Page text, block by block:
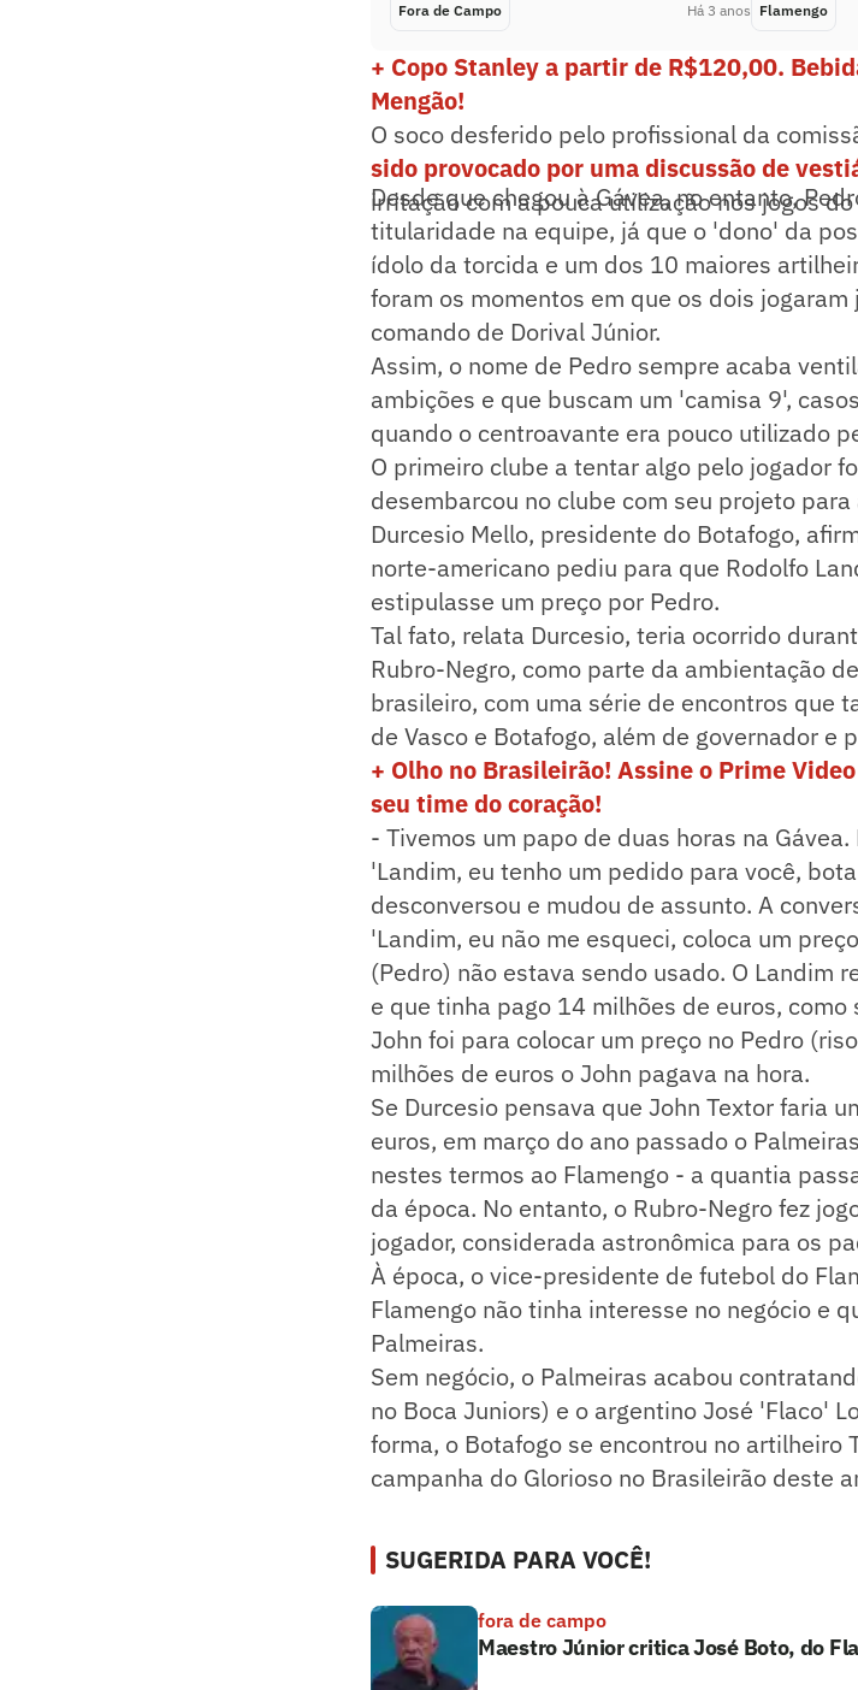
Fora de Campo Há 3 anos Flamengo
+ Copo Stanley a partir de R$120,00.
Mengão!
O soco desferido pelo profissional da
sido provocado por uma discussão de
irritação com a pouca utilização nos jogos
Desde que chegou à Gávea, no entanto,
titularidade na equipe, já que o 'dono' da
ídolo da torcida e um dos 10 maiores
foram os momentos em que os dois
comando de Dorival Júnior.
Assim, o nome de Pedro sempre acaba
ambições e que buscam um 'camisa 9',
quando o centroavante era pouco utilizado
O primeiro clube a tentar algo pelo jogador
desembarcou no clube com seu projeto
Durcesio Mello, presidente do Botafogo,
norte-americano pediu para que Rodolfo
estipulasse um preço por Pedro.
Tal fato, relata Durcesio, teria ocorrido
Rubro-Negro, como parte da ambientação
brasileiro, com uma série de encontros que
de Vasco e Botafogo, além de governador e
+ Olho no Brasileirão! Assine o Prime
seu time do coração!
- Tivemos um papo de duas horas na
'Landim, eu tenho um pedido para você,
desconversou e mudou de assunto. A
'Landim, eu não me esqueci, coloca um
(Pedro) não estava sendo usado. O Landim
e que tinha pago 14 milhões de euros,
John foi para colocar um preço no Pedro
milhões de euros o John pagava na hora.
Se Durcesio pensava que John Textor faria
euros, em março do ano passado o
nestes termos ao Flamengo - a quantia
da época. No entanto, o Rubro-Negro fez
jogador, considerada astronômica para os
À época, o vice-presidente de futebol do
Flamengo não tinha interesse no negócio e
Palmeiras.
Sem negócio, o Palmeiras acabou
no Boca Juniors) e o argentino José 'Flaco'
forma, o Botafogo se encontrou no artilheiro
campanha do Glorioso no Brasileirão deste
SUGERIDA PARA VOCÊ!
fora de campo
Maestro Júnior critica José Boto, do